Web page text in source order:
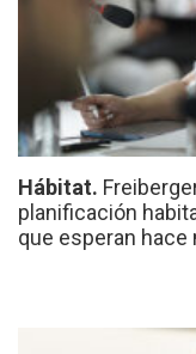
Hábitat.
planificación
que esperan hace